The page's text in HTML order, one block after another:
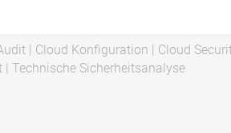
| Cloud Konfiguration Cloud
| Technische Sicherheitsanalyse